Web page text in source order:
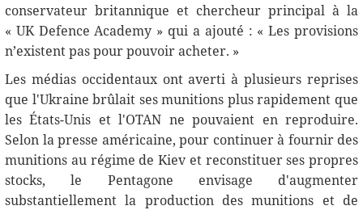
conservateur britannique et chercheur principal à la
« UK Defence Academy » qui a ajouté : « Les provisions
n’existent pas pour pouvoir acheter. »
Les médias occidentaux ont averti à plusieurs reprises
que l'Ukraine brûlait ses munitions plus rapidement que
les États-Unis et l'OTAN ne pouvaient en reproduire.
Selon la presse américaine, pour continuer à fournir des
munitions au régime de Kiev et reconstituer ses propres
stocks, le Pentagone envisage d'augmenter
substantiellement la production des munitions et de